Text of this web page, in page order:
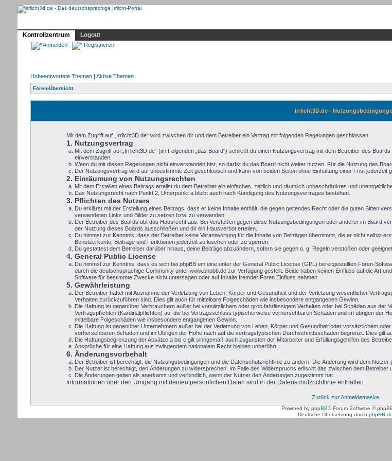
Kontrollzentrum
Logout
Anmelden Registrieren
Unbeantwortete Themen| Aktive Themen
Foren-Übersicht
Irrlicht3D.de -
Mit dem Zugriff auf „Irrlicht3D.de“ wird zwischen dir und dem Betreiber ein Vertrag mit folgenden Regelungen geschlossen:
1. Nutzungsvertrag
Mit dem Zugriff auf „Irrlicht3D.de“ (im Folgenden „das Board“) schließt du einen Nutzungsvertrag mit dem Betreiber des
einverstanden.
Wenn du mit diesen Regelungen nicht einverstanden bist, so darfst du das Board nicht weiter nutzen. Für die Nutzung des
Der Nutzungsvertrag wird auf unbestimmte Zeit geschlossen und kann von beiden Seiten ohne Einhaltung einer Frist jederzeit
2. Einräumung von Nutzungsrechten
Mit dem Erstellen eines Beitrags erteilst du dem Betreiber ein einfaches, zeitlich und räumlich unbeschränktes und
Das Nutzungsrecht nach Punkt 2, Unterpunkt a bleibt auch nach Kündigung des Nutzungsvertrages bestehen.
3. Pflichten des Nutzers
Du erklärst mit der Erstellung eines Beitrags, dass er keine Inhalte enthält, die gegen geltendes Recht oder die guten Sitten
verwendeten Links und Bilder zu setzen bzw. zu verwenden.
Der Betreiber des Boards übt das Hausrecht aus. Bei Verstößen gegen diese Nutzungsbedingungen oder anderer im Board
der Nutzung dieses Boards ausschließen und dir ein Hausverbot erteilen.
Du nimmst zur Kenntnis, dass der Betreiber keine Verantwortung für die Inhalte von Beiträgen übernimmt, die er nicht selbst
Benutzerkonto, Beiträge und Funktionen jederzeit zu löschen oder zu sperren.
Du gestattest dem Betreiber darüber hinaus, deine Beiträge abzuändern, sofern sie gegen o. g. Regeln verstoßen oder
4. General Public License
Du nimmst zur Kenntnis, dass es sich bei phpBB um eine unter der General Public License (GPL) bereitgestellten Foren-
durch die deutschsprachige Community unter www.phpbb.de zur Verfügung gestellt. Beide haben keinen Einfluss auf die Art
Software für bestimmte Zwecke nicht untersagen oder auf Inhalte fremder Foren Einfluss nehmen.
5. Gewährleistung
Der Betreiber haftet mit Ausnahme der Verletzung von Leben, Körper und Gesundheit und der Verletzung wesentlicher
Verhalten zurückzuführen sind. Dies gilt auch für mittelbare Folgeschäden wie insbesondere entgangenen Gewinn.
Die Haftung ist gegenüber Verbrauchern außer bei vorsätzlichem oder grob fahrlässigem Verhalten oder bei Schäden aus der
Vertragspflichten (Kardinalpflichten) auf die bei Vertragsschluss typischerweise vorhersehbaren Schäden und im übrigen der
mittelbare Folgeschäden wie insbesondere entgangenen Gewinn.
Die Haftung ist gegenüber Unternehmern außer bei der Verletzung von Leben, Körper und Gesundheit oder vorsätzlichem
vorhersehbaren Schäden und im Übrigen der Höhe nach auf die vertragstypischen Durchschnittsschäden begrenzt. Dies gilt
Die Haftungsbegrenzung der Absätze a bis c gilt sinngemäß auch zugunsten der Mitarbeiter und Erfüllungsgehilfen des
Ansprüche für eine Haftung aus zwingendem nationalem Recht bleiben unberührt.
6. Änderungsvorbehalt
Der Betreiber ist berechtigt, die Nutzungsbedingungen und die Datenschutzrichtlinie zu ändern. Die Änderung wird dem Nutzer
Der Nutzer ist berechtigt, den Änderungen zu widersprechen. Im Falle des Widerspruchs erlischt das zwischen dem
Die Änderungen gelten als anerkannt und verbindlich, wenn der Nutzer den Änderungen zugestimmt hat.
Informationen über den Umgang mit deinen persönlichen Daten sind in der Datenschutzrichtlinie enthalten.
Zurück zur Anmeldemaske
Powered by phpBB® Forum Software ©
Deutsche Übersetzung durchphpBB.de